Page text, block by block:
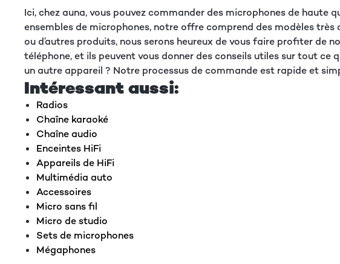
Ici, chez auna, vous pouvez commander des microphones de haute
ensembles de microphones, notre offre comprend des modèles
ou d’autres produits, nous serons heureux de vous faire profiter de
téléphone, et ils peuvent vous donner des conseils utiles sur tout
un autre appareil ? Notre processus de commande est rapide et
Intéressant aussi:
Radios
Chaîne karaoké
Chaîne audio
Enceintes HiFi
Appareils de HiFi
Multimédia auto
Accessoires
Micro sans fil
Micro de studio
Sets de microphones
Mégaphones